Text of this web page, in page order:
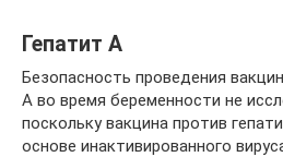
Гепатит А
Безопасность проведения
А во время беременности не
поскольку вакцина против
основе инактивированного